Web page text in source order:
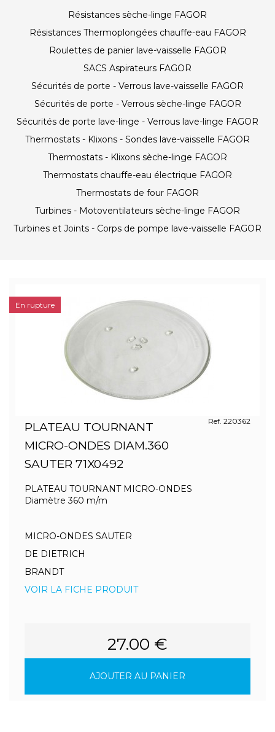
Résistances sèche-linge FAGOR
Résistances Thermoplongées chauffe-eau FAGOR
Roulettes de panier lave-vaisselle FAGOR
SACS Aspirateurs FAGOR
Sécurités de porte - Verrous lave-vaisselle FAGOR
Sécurités de porte - Verrous sèche-linge FAGOR
Sécurités de porte lave-linge - Verrous lave-linge FAGOR
Thermostats - Klixons - Sondes lave-vaisselle FAGOR
Thermostats - Klixons sèche-linge FAGOR
Thermostats chauffe-eau électrique FAGOR
Thermostats de four FAGOR
Turbines - Motoventilateurs sèche-linge FAGOR
Turbines et Joints - Corps de pompe lave-vaisselle FAGOR
PLATEAU TOURNANT
MICRO-ONDES DIAM.360
SAUTER 71X0492
Ref. 220362
PLATEAU TOURNANT MICRO-ONDES
Diamètre 360 m/m
MICRO-ONDES SAUTER
DE DIETRICH
BRANDT
VOIR LA FICHE PRODUIT
27.00 €
AJOUTER AU PANIER
En rupture